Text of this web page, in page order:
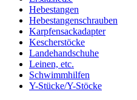
Hebestangen
Hebestangenschrauben
Karpfensackadapter
Kescherstöcke
Landehandschuhe
Leinen, etc.
Schwimmhilfen
Y-Stücke/Y-Stöcke